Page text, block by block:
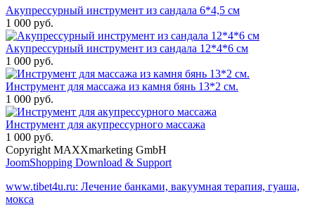
Акупрессурный инструмент из сандала 6*4,5 см
1 000 руб.
Акупрессурный инструмент из сандала 12*4*6 см
1 000 руб.
Инструмент для массажа из камня бянь 13*2 см.
1 000 руб.
Инструмент для акупрессурного массажа
1 000 руб.
Copyright MAXXmarketing GmbH
JoomShopping Download & Support
www.tibet4u.ru: Лечение банками, вакуумная терапия, гуаша,
мокса